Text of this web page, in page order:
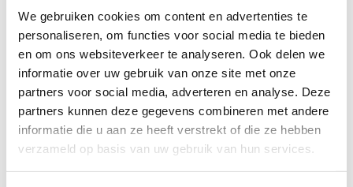
We gebruiken cookies om content en advertenties te
personaliseren, om functies voor social media te bieden
en om ons websiteverkeer te analyseren. Ook delen we
informatie over uw gebruik van onze site met onze
partners voor social media, adverteren en analyse. Deze
partners kunnen deze gegevens combineren met andere
informatie die u aan ze heeft verstrekt of die ze hebben
verzameld op basis van uw gebruik van hun services.
problemen. Dit geldt voor alle gevallen
van condensvorming, vacuümverlies
en significante beschadigingen aan het
glas zelf.
Hoe herken je dat je
vacuümglas
reparatie of